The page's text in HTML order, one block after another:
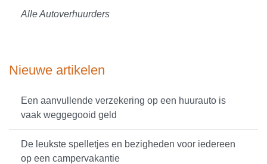
Alle Autoverhuurders
Nieuwe artikelen
Een aanvullende verzekering op een huurauto is
vaak weggegooid geld
De leukste spelletjes en bezigheden voor iedereen
op een campervakantie